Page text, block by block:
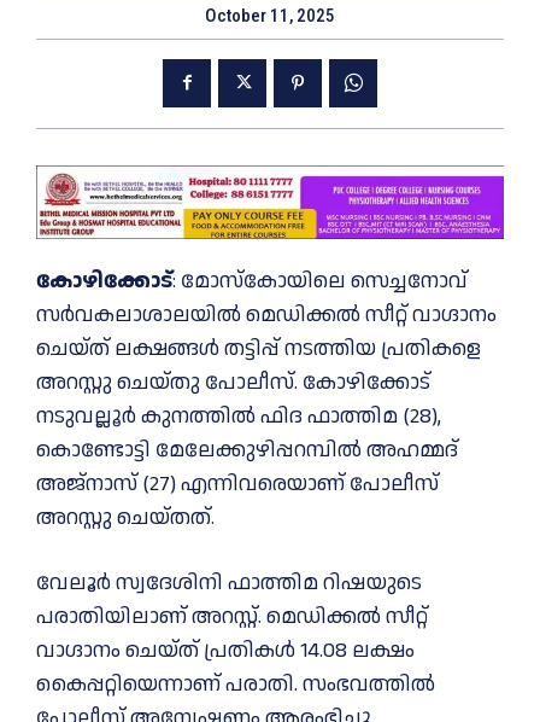
October 11, 2025
കോഴിക്കോട്: മോസ്‌കോയിലെ സെച്ചനോവ്
സര്‍വകലാശാലയില്‍ മെഡിക്കല്‍ സീറ്റ് വാഗ്ദാനം
ചെയ്ത് ലക്ഷങ്ങള്‍ തട്ടിപ്പ് നടത്തിയ പ്രതികളെ
അറസ്റ്റു ചെയ്തു പോലീസ്. കോഴിക്കോട്
നടുവല്ലൂര്‍ കുനത്തില്‍ ഫിദ ഫാത്തിമ (28),
കൊണ്ടോട്ടി മേലേക്കുഴിപ്പറമ്പിൽ അഹമ്മദ്
അജ്‌നാസ് (27) എന്നിവരെയാണ് പോലീസ്
അറസ്റ്റു ചെയ്തത്.
വേലൂര്‍ സ്വദേശിനി ഫാത്തിമ റിഷയുടെ
പരാതിയിലാണ് അറസ്റ്റ്. മെഡിക്കല്‍ സീറ്റ്
വാഗ്ദാനം ചെയ്ത് പ്രതികള്‍ 14.08 ലക്ഷം
കൈപ്പറ്റിയെന്നാണ് പരാതി. സംഭവത്തില്‍